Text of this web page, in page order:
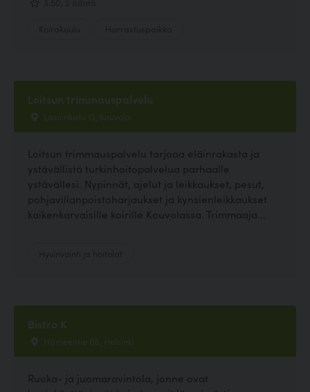
Loitsun trimmauspalvelu
Lassinkatu 13, Kouvola
Loitsun trimmauspalvelu tarjoaa eläinrakasta ja
ystävällistä turkinhoitopalvelua parhaalle
ystävällesi. Nypinnät, ajelut ja leikkaukset, pesut,
pohjavillanpoistoharjaukset ja kynsienleikkaukset
kaikenkarvaisille koirille Kouvolassa. Trimmaaja...
Bistro K
Hämeentie 68, Helsinki
Ruoka- ja juomaravintola, jonne ovat